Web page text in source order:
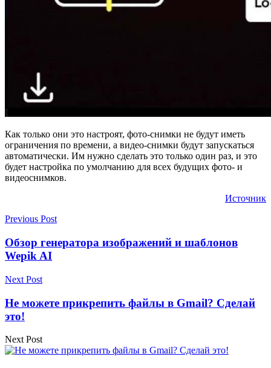
Как только они это настроят, фото-снимки не будут иметь
ограничения по времени, а видео-снимки будут запускаться
автоматически. Им нужно сделать это только один раз, и это
будет настройка по умолчанию для всех будущих фото- и
видеоснимков.
Источник
Previous Post
Обзор генератора изображений и шаблонов
Wepik AI
Next Post
Не можете прикрепить файлы в Gmail? Сделай
это!
Next Post